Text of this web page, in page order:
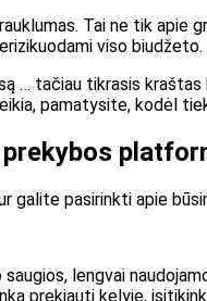
Tai ne tik
viso biudžeto.
tačiau tikrasis kraštas
pamatysite, kodėl
prekybos
pasirinkti apie
lengvai
prekiauti kelyje,